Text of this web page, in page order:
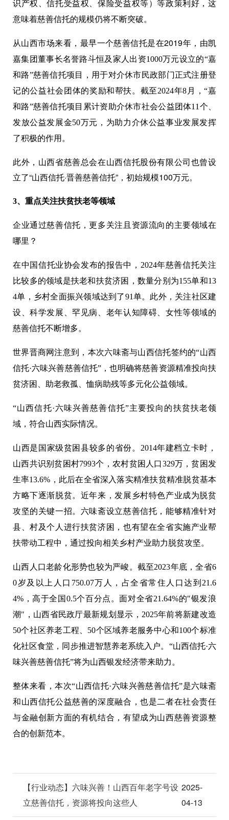
识产权、信托受益权、保险受益权等）等政策利好，这
意味着慈善信托的规模仍将不断突破。
从山西市场来看，最早一个慈善信托是在2019年，由凯
嘉集团董事长名誉路斗恒及家人出资1000万元设立的“嘉
和路”慈善信托项目，用于对介休市民政部门正式注册登
记的公益社会团体的奖励和帮扶。截至2024年8月，“嘉
和路”慈善信托项目累计资助介休市社会公益团体11个、
发放公益发展金50万元，为助力介休公益事业发展发挥
了积极的作用。
此外，山西省慈善总会在山西信托股份有限公司也曾设
立了“山西信托·晋善慈善信托”，初始规模100万元。
3、重点关注扶贫扶老等领域
企业通过慈善信托，更多关注且资源流向的主要领域在
哪里？
在中国信托业协会发布的报告中，2024年慈善信托关注
比较多的领域是扶老和扶贫济困，数量分别为155单和13
4单，乡村全面振兴领域达到了91单。此外，关注社区建
设、科学发展、罕见病、老年认知障碍、女性等领域的
慈善信托不断增多。
世界晋商网注意到，本次六味斋与山西信托签约的“山西
信托·六味兴善慈善信托”，也明确将慈善资源精准投向扶
贫济困、助老救孤、恤病助残等多元化公益领域。
“山西信托·六味兴善慈善信托”主要投向的扶贫扶老领
域，符合山西实际情况。
山西是国家级贫困县较多的省份。2014年建档立卡时，
山西共识别贫困村7993个，农村贫困人口329万，贫困发
生率13.6%，此后在全省深入落实精准扶贫精准脱贫基本
方略下逐渐脱贫。近年来，发展乡村特色产业成为脱贫
攻坚的关键一招。六味斋设立慈善信托，能够精准针对
县、村及个人进行扶贫济困，也有望在全省实施产业帮
扶带动工程中，通过投向相关乡村产业助力脱贫攻坚。
山西人口老龄化形势也较为严峻。截至2023年底，全省6
0岁及以上人口750.07万人，占全省常住人口达到21.6
4%，高于全国0.5个百分点。面对全省21.64%的"银发浪
潮"，山西省民政厅最新规划显示，2025年前将新建改造
50个社区养老工程、50个区域养老服务中心和100个标准
化社区食堂，同步推进智慧养老系统入户。“山西信托·六
味兴善慈善信托”将为山西银发经济带来助力。
整体来看，本次“山西信托·六味兴善慈善信托”是六味斋
和山西信托公益慈善的深度融合，也是二者在社会责任
与金融创新方面的有机结合，有望成为山西慈善资源整
合的创新范本。
【行业动态】六味兴善！山西百年老字号设
立慈善信托，资源将投向这些人
2025-
04-13